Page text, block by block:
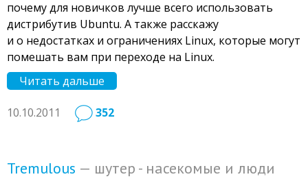
почему для новичков лучше всего использовать
дистрибутив Ubuntu. А также расскажу
и о недостатках и ограничениях Linux, которые могут
помешать вам при переходе на Linux.
Читать дальше
10.10.2011 352
Tremulous — шутер - насекомые и люди